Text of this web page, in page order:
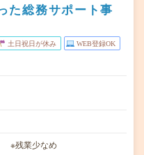
た総務サポート事
土日祝日が休み WEB登録OK
※残業少なめ